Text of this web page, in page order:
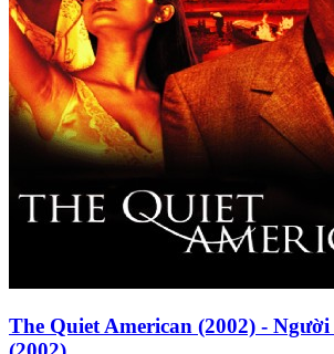
The Quiet American (2002) -